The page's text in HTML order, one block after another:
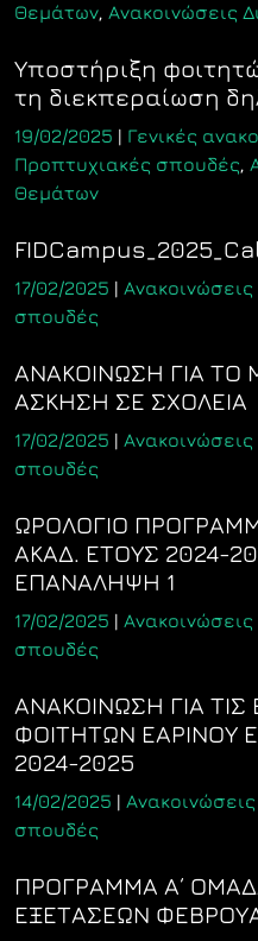
Θεμάτων, Ανακοινώσεις
Υποστήριξη
τη διεκπεραίωση
19/02/2025 | Γενικές
Προπτυχιακές σπουδές,
Θεμάτων
17/02/2025 | Ανακοινώσεις
σπουδές
ΑΝΑΚΟΙΝΩΣΗ ΓΙΑ ΤΟ
ΑΣΚΗΣΗ ΣΕ ΣΧΟΛΕΙΑ
17/02/2025 | Ανακοινώσεις
σπουδές
ΩΡΟΛΟΓΙΟ
ΑΚΑΔ. ΕΤΟΥΣ 2024-
ΕΠΑΝΑΛΗΨΗ 1
17/02/2025 | Ανακοινώσεις
σπουδές
ΑΝΑΚΟΙΝΩΣΗ ΓΙΑ
ΦΟΙΤΗΤΩΝ ΕΑΡΙΝΟΥ
2024-2025
14/02/2025 |
σπουδές
ΠΡΟΓΡΑΜΜΑ Α΄
ΕΞΕΤΑΣΕΩΝ